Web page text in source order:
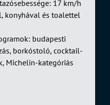
17 km/h
konyhával és toalettel
budapesti
borkóstoló, cocktail-
Michelin-kategóriás